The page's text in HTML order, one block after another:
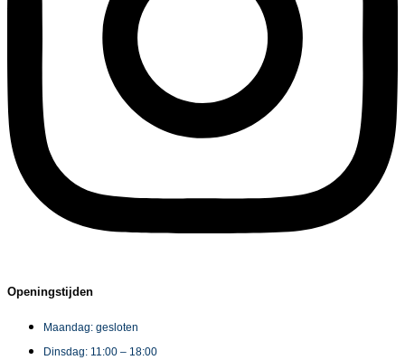
Openingstijden
Maandag: gesloten
Dinsdag: 11:00 – 18:00